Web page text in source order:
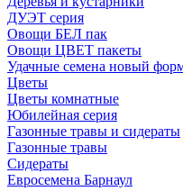
ДУЭТ серия
Овощи БЕЛ пак
Овощи ЦВЕТ пакеты
Удачные семена новый
Цветы
Цветы комнатные
Юбилейная серия
Газонные травы и сидераты
Газонные травы
Сидераты
Евросемена Барнаул